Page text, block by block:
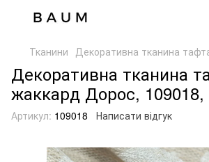
Тканини Декоративна тканина
Декоративна тканина
жаккард Дорос, 109018,
Артикул: 109018 Написати відгук